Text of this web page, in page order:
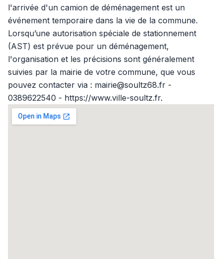
l'arrivée d'un camion de déménagement est un
événement temporaire dans la vie de la commune.
Lorsqu’une autorisation spéciale de stationnement
(AST) est prévue pour un déménagement,
l'organisation et les précisions sont généralement
suivies par la mairie de votre commune, que vous
pouvez contacter via : mairie@soultz68.fr -
0389622540 - https://www.ville-soultz.fr.